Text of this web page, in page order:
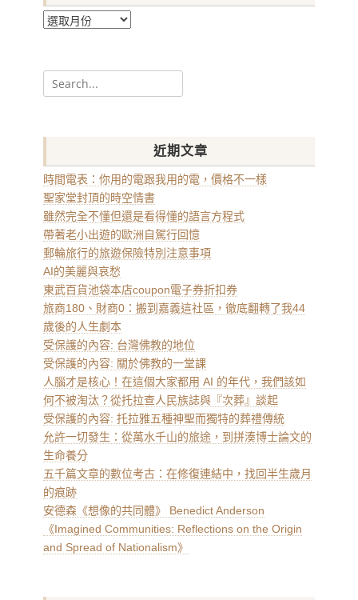
彙
Search
for:
近期文章
時間電表：你用的電跟我用的電，價格不一樣
聖家堂封頂的時空情書
雖然完全不懂但還是看得懂的語言方程式
帶著老小出遊的歐洲自駕行回憶
郵輪旅行的旅遊保險特別注意事項
AI的美麗與哀愁
東武百貨池袋本店coupon電子券折扣券
旅商180、財商0：搬到嘉義這社區，徹底翻轉了我44
歲後的人生劇本
受保護的內容: 台灣佛教的地位
受保護的內容: 關於佛教的一堂課
人腦才是核心！在這個大家都用 AI 的年代，我們該如
何不被淘汰？從托拉查人民族誌與『次葬』談起
受保護的內容: 托拉雅五種神聖而獨特的葬禮傳統
允許一切發生：從萬水千山的旅途，到拼湊博士論文的
生命養分
五千篇文章的數位考古：在修復連結中，找回半生歲月
的痕跡
安德森《想像的共同體》 Benedict Anderson
《Imagined Communities: Reflections on the Origin
and Spread of Nationalism》